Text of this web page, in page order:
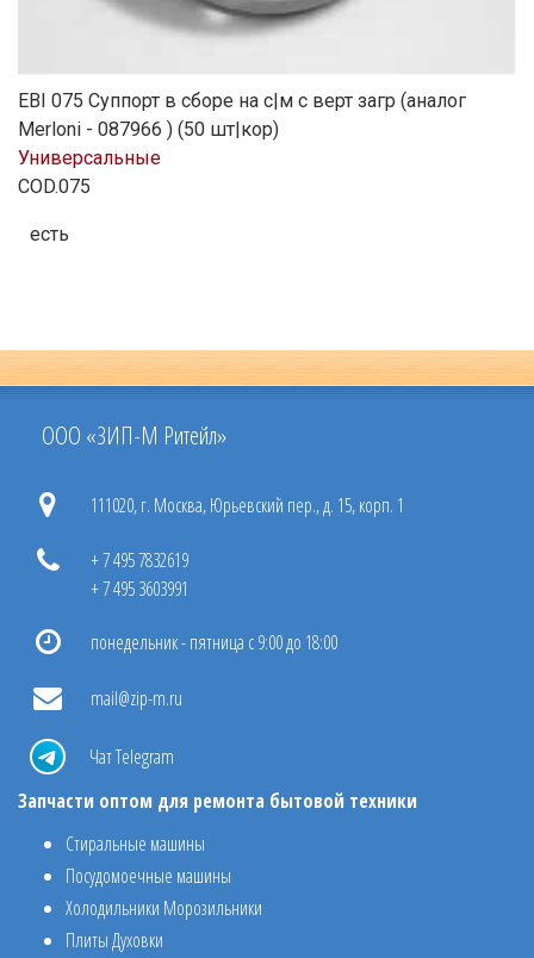
EBI 075 Cуппорт в сборе на с|м с верт загр (аналог
Merloni - 087966 ) (50 шт|кор)
Универсальные
COD.075
есть
ООО «ЗИП-М Ритейл»
111020, г. Москва, Юрьевский пер., д. 15, корп. 1
+ 7 495 7832619
+ 7 495 3603991
понедельник - пятница с 9:00 до 18:00
mail@zip-m.ru
Чат Telegram
Запчасти оптом для ремонта бытовой техники
Стиральные машины
Посудомоечные машины
Холодильники Морозильники
Плиты Духовки